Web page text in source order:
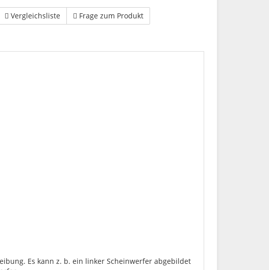
Vergleichsliste Frage zum Produkt
Es kann z. b. ein linker Scheinwerfer abgebildet